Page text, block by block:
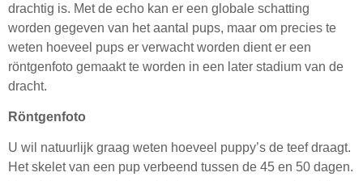
drachtig is. Met de echo kan er een globale schatting
worden gegeven van het aantal pups, maar om precies te
weten hoeveel pups er verwacht worden dient er een
röntgenfoto gemaakt te worden in een later stadium van de
dracht.
Röntgenfoto
U wil natuurlijk graag weten hoeveel puppy’s de teef draagt.
Het skelet van een pup verbeend tussen de 45 en 50 dagen.